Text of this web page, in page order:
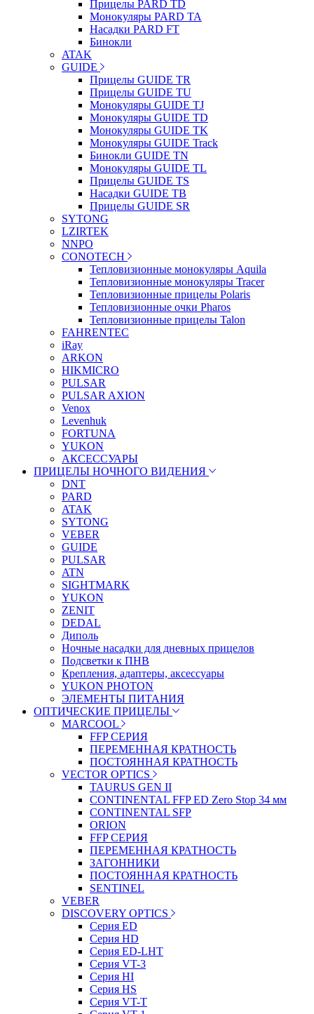
Прицелы PARD TD
Монокуляры PARD TA
Насадки PARD FT
Бинокли
ATAK
GUIDE
Прицелы GUIDE TR
Прицелы GUIDE TU
Монокуляры GUIDE TJ
Монокуляры GUIDE TD
Монокуляры GUIDE TK
Монокуляры GUIDE Track
Бинокли GUIDE TN
Монокуляры GUIDE TL
Прицелы GUIDE TS
Насадки GUIDE TB
Прицелы GUIDE SR
SYTONG
LZIRTEK
NNPO
CONOTECH
Тепловизионные монокуляры Aquila
Тепловизионные монокуляры Tracer
Тепловизионные прицелы Polaris
Тепловизионные очки Pharos
Тепловизионные прицелы Talon
FAHRENTEC
iRay
ARKON
HIKMICRO
PULSAR
PULSAR AXION
Venox
Levenhuk
FORTUNA
YUKON
АКСЕССУАРЫ
ПРИЦЕЛЫ НОЧНОГО ВИДЕНИЯ
DNT
PARD
ATAK
SYTONG
VEBER
GUIDE
PULSAR
ATN
SIGHTMARK
YUKON
ZENIT
DEDAL
Диполь
Ночные насадки для дневных прицелов
Подсветки к ПНВ
Крепления, адаптеры, аксессуары
YUKON PHOTON
ЭЛЕМЕНТЫ ПИТАНИЯ
ОПТИЧЕСКИЕ ПРИЦЕЛЫ
MARCOOL
FFP СЕРИЯ
ПЕРЕМЕННАЯ КРАТНОСТЬ
ПОСТОЯННАЯ КРАТНОСТЬ
VECTOR OPTICS
TAURUS GEN II
CONTINENTAL FFP ED Zero Stop 34 мм
CONTINENTAL SFP
ORION
FFP СЕРИЯ
ПЕРЕМЕННАЯ КРАТНОСТЬ
ЗАГОННИКИ
ПОСТОЯННАЯ КРАТНОСТЬ
SENTINEL
VEBER
DISCOVERY OPTICS
Серия ED
Серия HD
Серия ED-LHT
Серия VT-3
Серия HI
Серия HS
Серия VT-T